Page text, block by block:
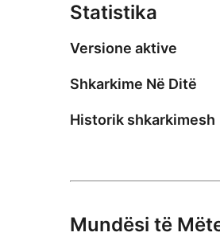
Statistika
Versione aktive
Shkarkime Në Ditë
Historik shkarkimesh
Mundësi të